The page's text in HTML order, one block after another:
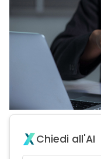
Chiedi all'AI